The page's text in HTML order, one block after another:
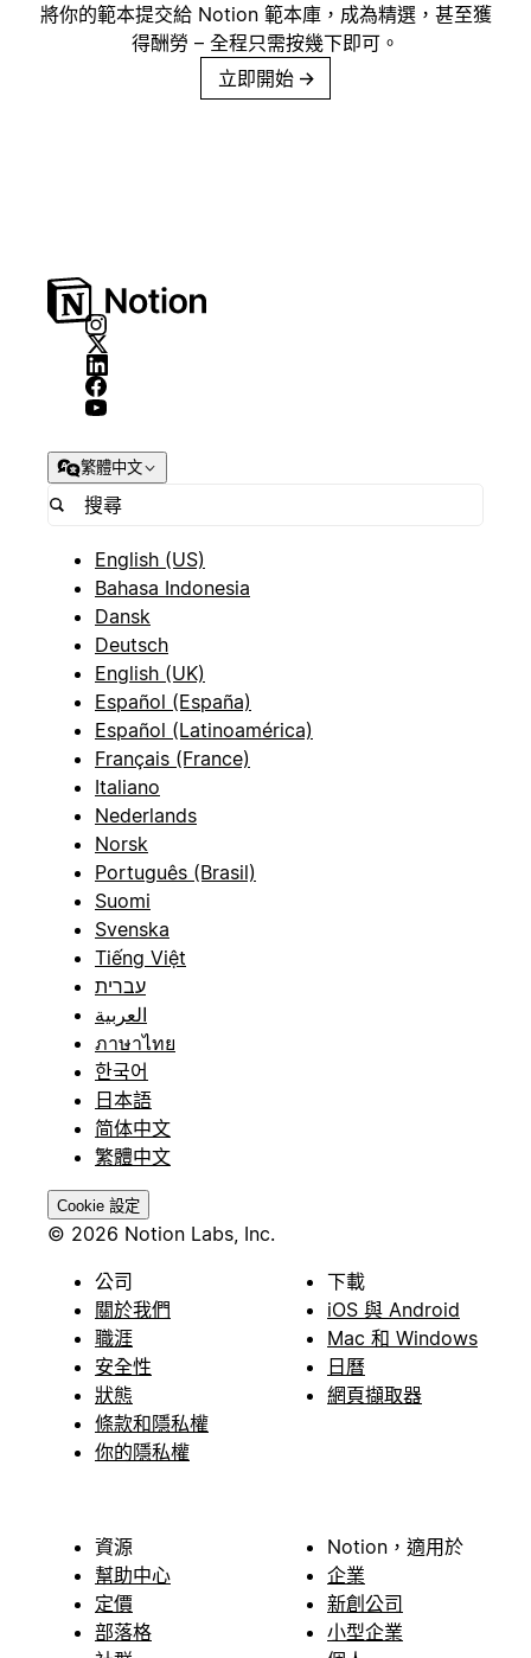
將你的範本提交給 Notion 範本庫，成為精選，甚至獲
得酬勞 – 全程只需按幾下即可。
立即開始 →
繁體中文
English (US)
Bahasa Indonesia
Dansk
Deutsch
English (UK)
Español (España)
Español (Latinoamérica)
Français (France)
Italiano
Nederlands
Norsk
Português (Brasil)
Suomi
Svenska
Tiếng Việt
עברית
العربية
ภาษาไทย
한국어
日本語
简体中文
繁體中文
Cookie 設定
© 2026 Notion Labs, Inc.
公司
關於我們
職涯
安全性
狀態
條款和隱私權
你的隱私權
下載
iOS 與 Android
Mac 和 Windows
日曆
網頁擷取器
資源
幫助中心
定價
部落格
Notion，適用於
企業
新創公司
小型企業